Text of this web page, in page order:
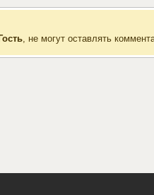
Гость, не могут оставлять